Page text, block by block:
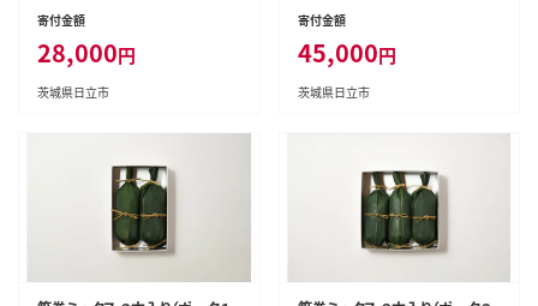
寄付金額
28,000円
茨城県日立市
寄付金額
45,000円
茨城県日立市